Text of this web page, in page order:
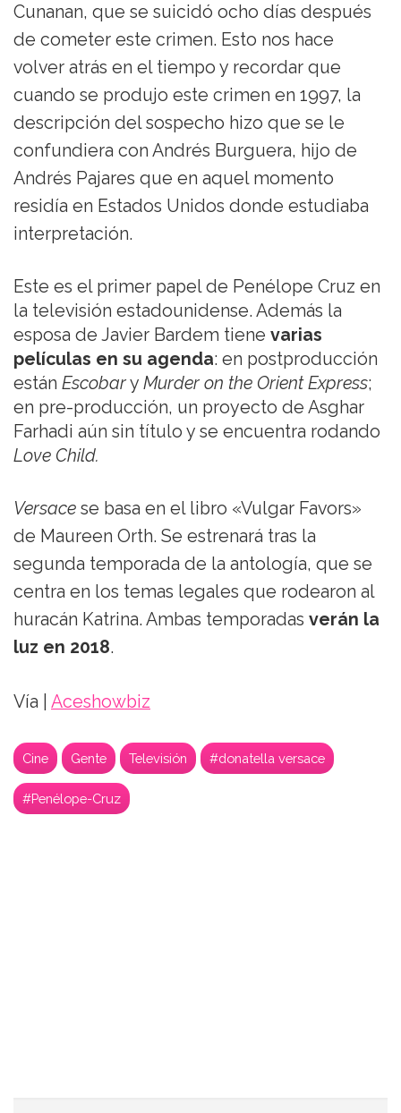
Cunanan, que se suicidó ocho días después
de cometer este crimen. Esto nos hace
volver atrás en el tiempo y recordar que
cuando se produjo este crimen en 1997, la
descripción del sospecho hizo que se le
confundiera con Andrés Burguera, hijo de
Andrés Pajares que en aquel momento
residía en Estados Unidos donde estudiaba
interpretación.
Este es el primer papel de Penélope Cruz en
la televisión estadounidense. Además la
esposa de Javier Bardem tiene varias
películas en su agenda: en postproducción
están Escobary Murder on the Orient Express;
en pre-producción, un proyecto de Asghar
Farhadi aún sin título y se encuentra rodando
Love Child.
Versace se basa en el libro «Vulgar Favors»
de Maureen Orth. Se estrenará tras la
segunda temporada de la antología, que se
centra en los temas legales que rodearon al
huracán Katrina. Ambas temporadas verán la
luz en 2018.
Vía | Aceshowbiz
Cine Gente Televisión #donatella versace
#Penélope-Cruz